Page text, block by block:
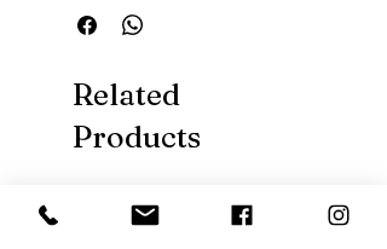
Related
Products
Nouveauté